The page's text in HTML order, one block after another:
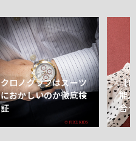
クロノグラフはスーツ
におかしいのか徹底検
証
【
能
合